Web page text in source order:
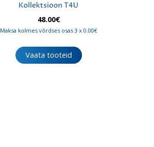
Kollektsioon T4U
48.00€
Maksa kolmes võrdses osas 3 x 0.00€
Vaata tooteid